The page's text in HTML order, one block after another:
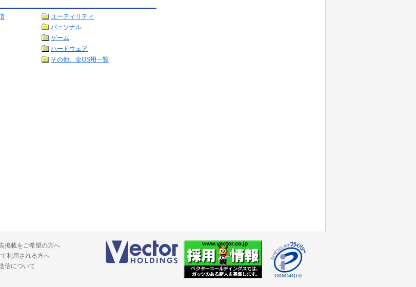
ユーティリティ
パーソナル
ゲーム
ハードウェア
その他、全OS用一覧
掲載をご希望の方へ
利用される方へ
信について